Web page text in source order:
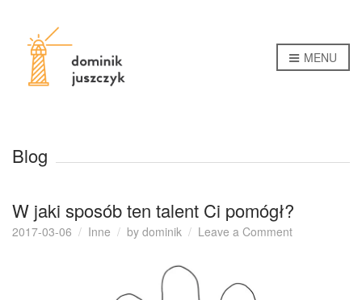
MENU
Blog
W jaki sposób ten talent Ci pomógł?
2017-03-06 Inne by dominik Leave a Commenton